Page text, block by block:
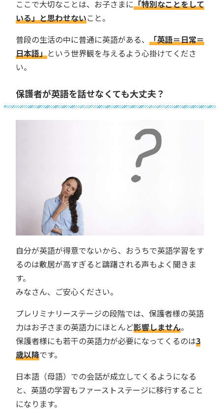
ここで大切なことは、お子さまに「特別なことをして
いる」と思わせないこと。
普段の生活の中に普通に英語がある、 「英語＝日常＝
日本語」という世界観を与えるよう心掛けてくださ
い。
保護者が英語を話せなくても大丈夫？
自分が英語が得意でないから、おうちで英語学習をす
るのは敷居が高すぎると躊躇される声もよく聞きま
す。
みなさん、ご安心ください。
プレリミナリーステージの段階では、保護者様の英語
力はお子さまの英語力にほとんど影響しません。
保護者様にも若干の英語力が必要になってくるのは3
歳以降です。
日本語（母語）での会話が成立してくるようになる
と、英語の学習もファーストステージに移行すること
になります。